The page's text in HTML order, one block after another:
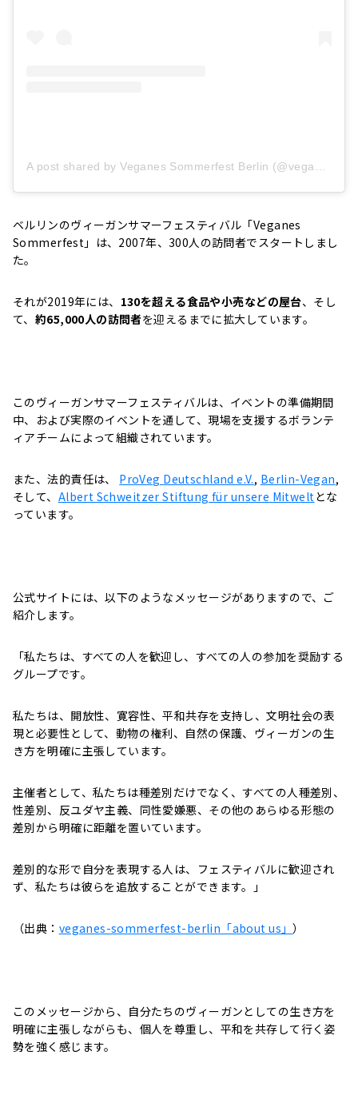
ベルリンのヴィーガンサマーフェスティバル「Veganes
Sommerfest」は、2007年、300人の訪問者でスタートしまし
た。
それが2019年には、 130を超える食品や小売などの屋台、そし
て、 約65,000人の訪問者を迎えるまでに拡大しています。
このヴィーガンサマーフェスティバルは、イベントの準備期間
中、および実際のイベントを通して、現場を支援するボランテ
ィアチームによって組織されています。
また、法的責任は、 ProVeg Deutschland e.V., Berlin-Vegan,
そして、 Albert Schweitzer Stiftung für unsere Mitweltとな
っています。
公式サイトには、以下のようなメッセージがありますので、ご
紹介します。
「私たちは、すべての人を歓迎し、すべての人の参加を奨励する
グループです。
私たちは、開放性、寛容性、平和共存を支持し、文明社会の表
現と必要性として、動物の権利、自然の保護、ヴィーガンの生
き方を明確に主張しています。
主催者として、私たちは種差別だけでなく、すべての人種差別、
性差別、反ユダヤ主義、同性愛嫌悪、その他のあらゆる形態の
差別から明確に距離を置いています。
差別的な形で自分を表現する人は、フェスティバルに歓迎され
ず、私たちは彼らを追放することができます。」
（出典： veganes-sommerfest-berlin「about us」）
このメッセージから、自分たちのヴィーガンとしての生き方を
明確に主張しながらも、個人を尊重し、平和を共存して行く姿
勢を強く感じます。